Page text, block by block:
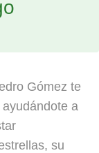
Gómez te
a
su